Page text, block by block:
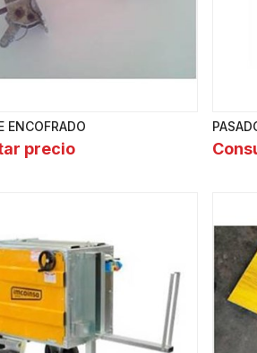
ENCOFRADO
precio